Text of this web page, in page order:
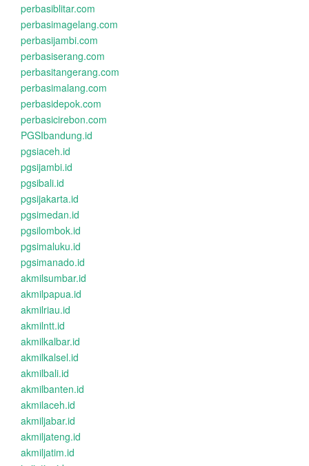
perbasiblitar.com
perbasimagelang.com
perbasijambi.com
perbasiserang.com
perbasitangerang.com
perbasimalang.com
perbasidepok.com
perbasicirebon.com
PGSIbandung.id
pgsiaceh.id
pgsijambi.id
pgsibali.id
pgsijakarta.id
pgsimedan.id
pgsilombok.id
pgsimaluku.id
pgsimanado.id
akmilsumbar.id
akmilpapua.id
akmilriau.id
akmilntt.id
akmilkalbar.id
akmilkalsel.id
akmilbali.id
akmilbanten.id
akmilaceh.id
akmiljabar.id
akmiljateng.id
akmiljatim.id